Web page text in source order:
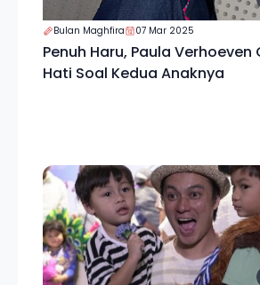
Bulan Maghfira 07 Mar 2025
Penuh Haru, Paula Verhoeven
Hati Soal Kedua Anaknya